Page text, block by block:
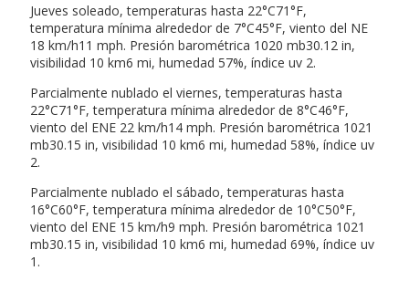
Jueves soleado, temperaturas hasta 22°C71°F,
temperatura mínima alrededor de 7°C45°F, viento del NE
18 km/h11 mph. Presión barométrica 1020 mb30.12 in,
visibilidad 10 km6 mi, humedad 57%, índice uv 2.
Parcialmente nublado el viernes, temperaturas hasta
22°C71°F, temperatura mínima alrededor de 8°C46°F,
viento del ENE 22 km/h14 mph. Presión barométrica 1021
mb30.15 in, visibilidad 10 km6 mi, humedad 58%, índice uv
2.
Parcialmente nublado el sábado, temperaturas hasta
16°C60°F, temperatura mínima alrededor de 10°C50°F,
viento del ENE 15 km/h9 mph. Presión barométrica 1021
mb30.15 in, visibilidad 10 km6 mi, humedad 69%, índice uv
1.